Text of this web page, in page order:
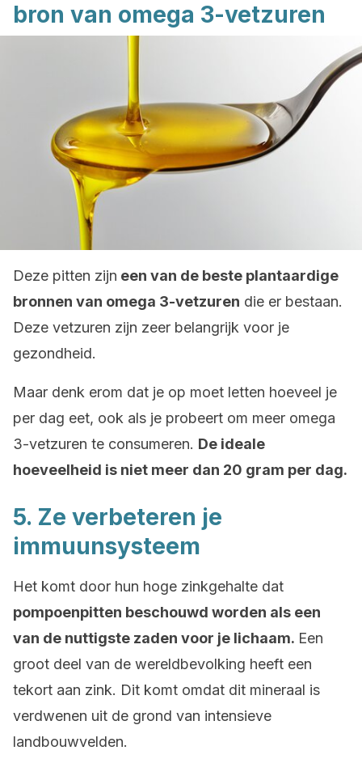
bron van omega 3-vetzuren
Deze pitten zijn een van de beste plantaardige
bronnen van omega 3-vetzuren die er bestaan.
Deze vetzuren zijn zeer belangrijk voor je
gezondheid.
Maar denk erom dat je op moet letten hoeveel je
per dag eet, ook als je probeert om meer omega
3-vetzuren te consumeren. De ideale
hoeveelheid is niet meer dan 20 gram per dag.
5. Ze verbeteren je
immuunsysteem
Het komt door hun hoge zinkgehalte dat
pompoenpitten beschouwd worden als een
van de nuttigste zaden voor je lichaam. Een
groot deel van de wereldbevolking heeft een
tekort aan zink. Dit komt omdat dit mineraal is
verdwenen uit de grond van intensieve
landbouwvelden.